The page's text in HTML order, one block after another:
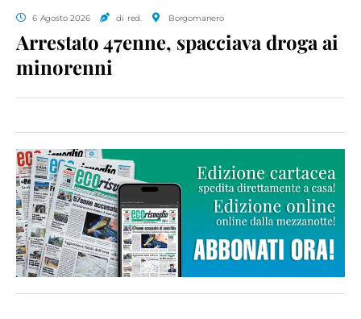
6 Agosto 2026 di red. Borgomanero
Arrestato 47enne, spacciava droga ai
minorenni